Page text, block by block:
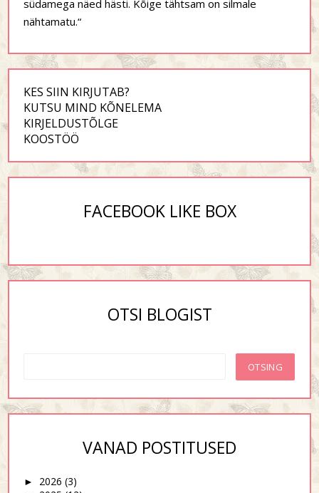
südamega näed hästi. Kõige tähtsam on silmale
nähtamatu.“
KES SIIN KIRJUTAB?
KUTSU MIND KÕNELEMA
KIRJELDUSTÕLGE
KOOSTÖÖ
FACEBOOK LIKE BOX
OTSI BLOGIST
VANAD POSTITUSED
► 2026 (3)